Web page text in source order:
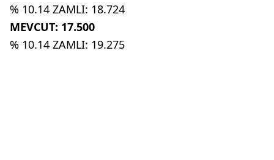
% 10.14 ZAMLI: 18.724
MEVCUT: 17.500
% 10.14 ZAMLI: 19.275